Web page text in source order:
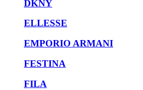
DKNY
ELLESSE
EMPORIO ARMANI
FESTINA
FILA